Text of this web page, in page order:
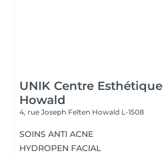
UNIK Centre Esthétique
Howald
4, rue Joseph Felten Howald L-1508
SOINS ANTI ACNE
HYDROPEN FACIAL